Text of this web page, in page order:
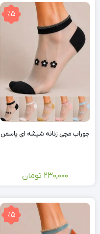
٪5
جوراب مچی زنانه شیشه ای یاسمن
230,000 تومان
٪5